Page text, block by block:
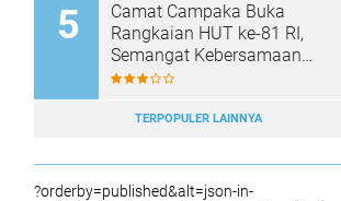
Camat Campaka Buka
Rangkaian HUT ke-81 RI,
Semangat Kebersamaan
Warnai Senam Massal dan
DesaTERPOPULER LAINNYA
?orderby=published&alt=json-in-